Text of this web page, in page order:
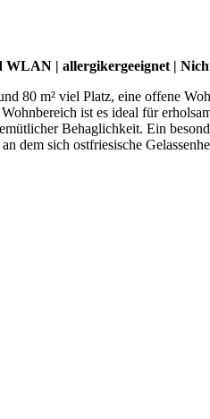
WLAN | allergikergeeignet |
80 m² viel Platz, eine offene
ist es ideal für
Behaglichkeit. Ein
sich ostfriesische